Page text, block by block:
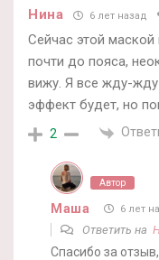
Нина 6 лет назад
Сейчас этой
почти до пояса,
вижу. Я все жду-жду
эффект будет, но
2
Автор
Маша 6 лет
Ответить на
Спасибо за